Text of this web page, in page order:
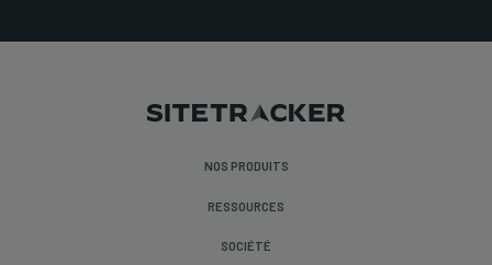
NOS PRODUITS
RESSOURCES
SOCIÉTÉ